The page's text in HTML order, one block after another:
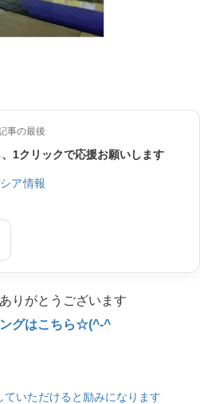
事の最後
1クリックで応援お願いします
りがとうございます
グはこちら☆(^-^
いただけると励みになります